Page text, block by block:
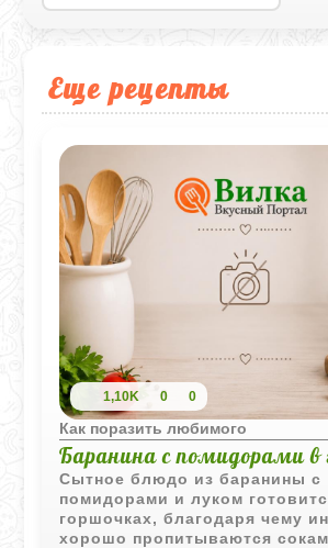
Еще рецепты
1,10K 0 0
Как поразить любимого
Баранина с помидорами в
Сытное блюдо из баранины с
помидорами и луком
горшочках, благодаря чему
хорошо пропитываются